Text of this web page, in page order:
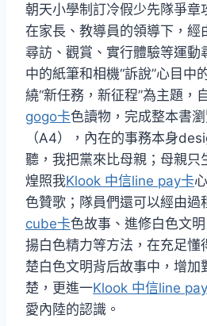
朝天小學制訂冷假少先隊爭章
在家長、教導員的領導下，經
尋訪、觀賞、實行體驗等運動
中的紙筆和相機“訴說”心目中
繞“新任務，新征程”為主題，
gogo卡色讀物，完成整本書
（A4），內在的事務本身
聽，我把黨來比母親；母親只
煌照我Klook 中信line pay卡
色贊歌；隊員們還可以經由過
cube卡色故事、進修白色文
揚白色精力等方法，在充足懂
楚白色文明背后故事中，增加
楚，更進一Klook 中信line
愛內陸的認識。